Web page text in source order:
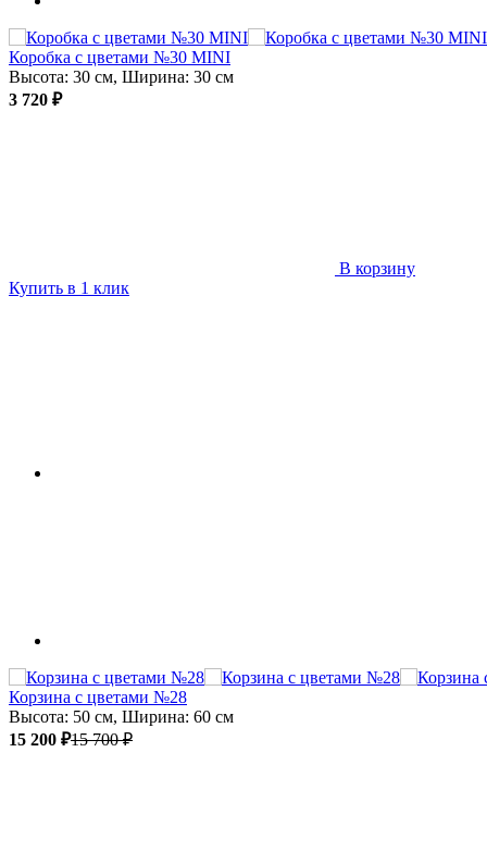
Коробка с цветами №30 MINI
Высота: 30 см, Ширина: 30 см
3 720 ₽
В корзину
Купить в 1 клик
Корзина с цветами №28
Высота: 50 см, Ширина: 60 см
15 200 ₽15 700 ₽